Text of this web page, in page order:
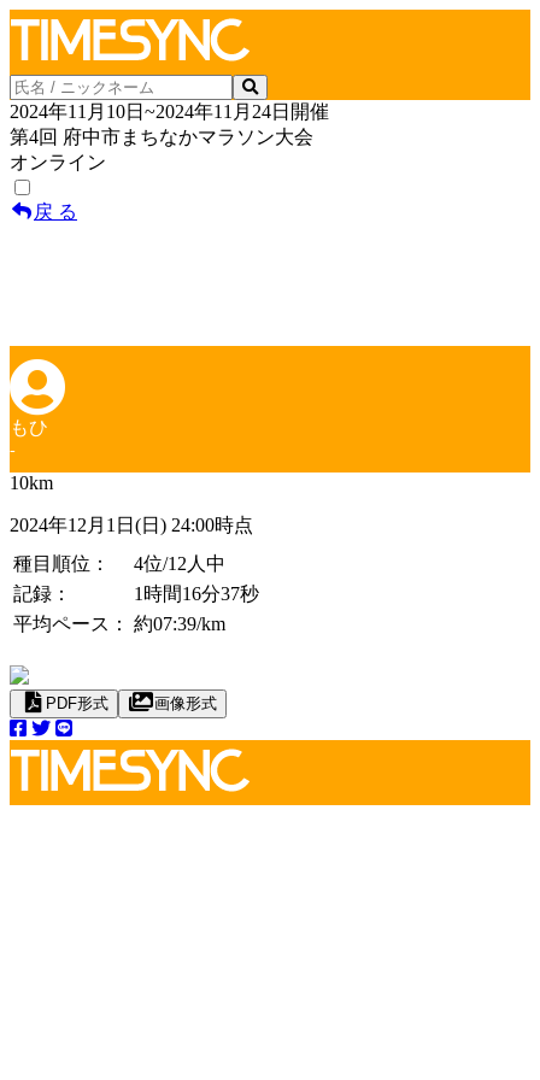
2024年11月10日~2024年11月24日開催
第4回 府中市まちなかマラソン大会
オンライン
戻 る
もひ
-
10km
2024年12月1日(日) 24:00時点
種目順位：
4位/12人中
記録：
1時間16分37秒
平均ペース：
約07:39/km
PDF形式 画像形式